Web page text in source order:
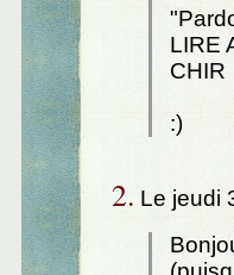
LIRE
CHIR
:)
2. Le jeudi